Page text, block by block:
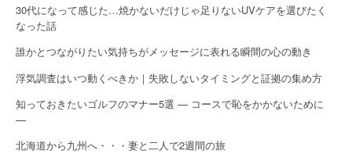
30代になって感じた…焼かないだけじゃ足りないUVケアを選びたく
なった話
誰かとつながりたい気持ちがメッセージに表れる瞬間の心の動き
浮気調査はいつ動くべきか｜失敗しないタイミングと証拠の集め方
知っておきたいゴルフのマナー5選 — コースで恥をかかないために
—
北海道から九州へ・・・妻と二人で2週間の旅